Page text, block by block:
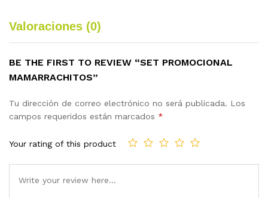
Valoraciones (0)
BE THE FIRST TO REVIEW “SET PROMOCIONAL
MAMARRACHITOS”
Tu dirección de correo electrónico no será publicada. Los
campos requeridos están marcados *
Your rating of this product